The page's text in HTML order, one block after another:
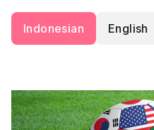
Indonesian English